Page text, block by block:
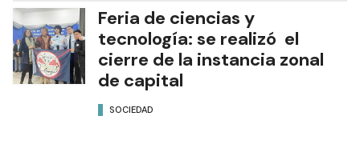
Feria de ciencias y
tecnología: se realizó el
cierre de la instancia zonal
de capital
SOCIEDAD